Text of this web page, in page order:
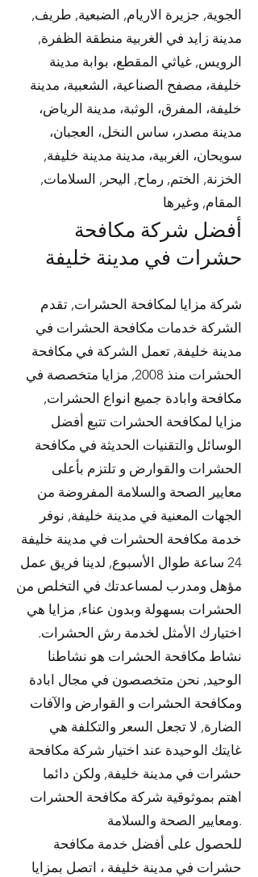
الجوية, جزيرة الاريام, الضبعية, طريف,
مدينة زايد في الغربية منطقة الظفرة,
الرويس, غياثي المقطع، بوابة مدينة
خليفة، مصفح الصناعية، الشعبية، مدينة
خليفة، المفرق، الوثبة، مدينة الرياض،
مدينة مصدر، ساس النخل، العجبان،
سويحان، الغربية، مدينة مدينة خليفة,
الخزنة, الختم, رماح, اليحر, السلامات,
المقام, وغيرها
أفضل شركة مكافحة
حشرات في مدينة خليفة
شركة مزايا لمكافحة الحشرات, تقدم
الشركة خدمات مكافحة الحشرات في
مدينة خليفة, تعمل الشركة في مكافحة
الحشرات منذ 2008, مزايا متخصصة في
مكافحة وابادة جميع انواع الحشرات,
مزايا لمكافحة الحشرات تتبع أفضل
الوسائل والتقنيات الحديثة في مكافحة
الحشرات والقوارض و تلتزم بأعلى
معايير الصحة والسلامة المفروضة من
الجهات المعنية في مدينة خليفة, نوفر
خدمة مكافحة الحشرات في مدينة خليفة
24 ساعة طوال الأسبوع, لدينا فريق عمل
مؤهل ومدرب لمساعدتك في التخلص من
الحشرات بسهولة وبدون عناء, مزايا هي
اختيارك الأمثل لخدمة رش الحشرات.
نشاط مكافحة الحشرات هو نشاطنا
الوحيد, نحن متخصصون في مجال ابادة
ومكافحة الحشرات و القوارض والآفات
الضارة, لا تجعل السعر والتكلفة هي
غايتك الوحيدة عند اختيار شركة مكافحة
حشرات في مدينة خليفة, ولكن دائما
اهتم بموثوقية شركة مكافحة الحشرات
ومعايير الصحة والسلامة.
للحصول على أفضل خدمة مكافحة
حشرات في مدينة خليفة ، اتصل بمزايا